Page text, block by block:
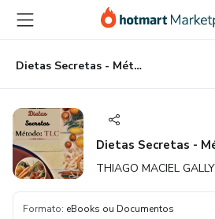
para
conteúdo
principal
para
pagamento
para
rodapé
Dietas Secretas - Método TLC
Dietas Secretas -
THIAGO MACIEL
Formato: eBooks ou Documentos